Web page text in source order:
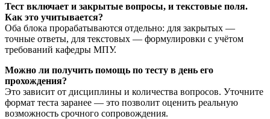
Тест включает и закрытые вопросы, и текстовые поля.
Как это учитывается?
Оба блока прорабатываются отдельно: для закрытых —
точные ответы, для текстовых — формулировки с учётом
требований кафедры МПУ.
Можно ли получить помощь по тесту в день его
прохождения?
Это зависит от дисциплины и количества вопросов. Уточните
формат теста заранее — это позволит оценить реальную
возможность срочного сопровождения.